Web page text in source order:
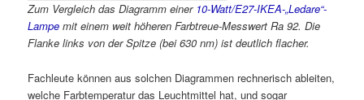
Zum Vergleich das Diagramm einer 10-Watt/E27-IKEA-„Ledare“-
Lampe mit einem weit höheren Farbtreue-Messwert Ra 92. Die
Flanke links von der Spitze (bei 630 nm) ist deutlich flacher.
Fachleute können aus solchen Diagrammen rechnerisch ableiten,
welche Farbtemperatur das Leuchtmittel hat, und sogar